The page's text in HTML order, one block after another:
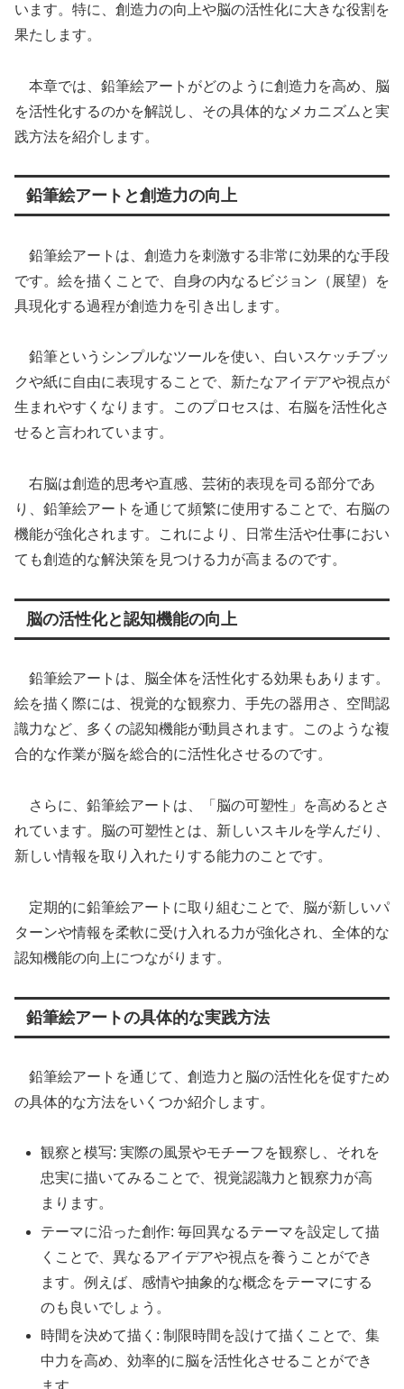
います。特に、創造力の向上や脳の活性化に大きな役割を
果たします。
本章では、鉛筆絵アートがどのように創造力を高め、脳
を活性化するのかを解説し、その具体的なメカニズムと実
践方法を紹介します。
鉛筆絵アートと創造力の向上
鉛筆絵アートは、創造力を刺激する非常に効果的な手段
です。絵を描くことで、自身の内なるビジョン（展望）を
具現化する過程が創造力を引き出します。
鉛筆というシンプルなツールを使い、白いスケッチブッ
クや紙に自由に表現することで、新たなアイデアや視点が
生まれやすくなります。このプロセスは、右脳を活性化さ
せると言われています。
右脳は創造的思考や直感、芸術的表現を司る部分であ
り、鉛筆絵アートを通じて頻繁に使用することで、右脳の
機能が強化されます。これにより、日常生活や仕事におい
ても創造的な解決策を見つける力が高まるのです。
脳の活性化と認知機能の向上
鉛筆絵アートは、脳全体を活性化する効果もあります。
絵を描く際には、視覚的な観察力、手先の器用さ、空間認
識力など、多くの認知機能が動員されます。このような複
合的な作業が脳を総合的に活性化させるのです。
さらに、鉛筆絵アートは、「脳の可塑性」を高めるとさ
れています。脳の可塑性とは、新しいスキルを学んだり、
新しい情報を取り入れたりする能力のことです。
定期的に鉛筆絵アートに取り組むことで、脳が新しいパ
ターンや情報を柔軟に受け入れる力が強化され、全体的な
認知機能の向上につながります。
鉛筆絵アートの具体的な実践方法
鉛筆絵アートを通じて、創造力と脳の活性化を促すため
の具体的な方法をいくつか紹介します。
観察と模写: 実際の風景やモチーフを観察し、それを
忠実に描いてみることで、視覚認識力と観察力が高
まります。
テーマに沿った創作: 毎回異なるテーマを設定して描
くことで、異なるアイデアや視点を養うことができ
ます。例えば、感情や抽象的な概念をテーマにする
のも良いでしょう。
時間を決めて描く: 制限時間を設けて描くことで、集
中力を高め、効率的に脳を活性化させることができ
ます。